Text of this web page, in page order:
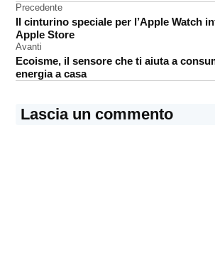
foto
Navigazione
articoli
Precedente
Il cinturino speciale per l’Apple Watch
Apple Store
Avanti
Ecoisme, il sensore che ti aiuta a
energia a casa
Lascia un commento